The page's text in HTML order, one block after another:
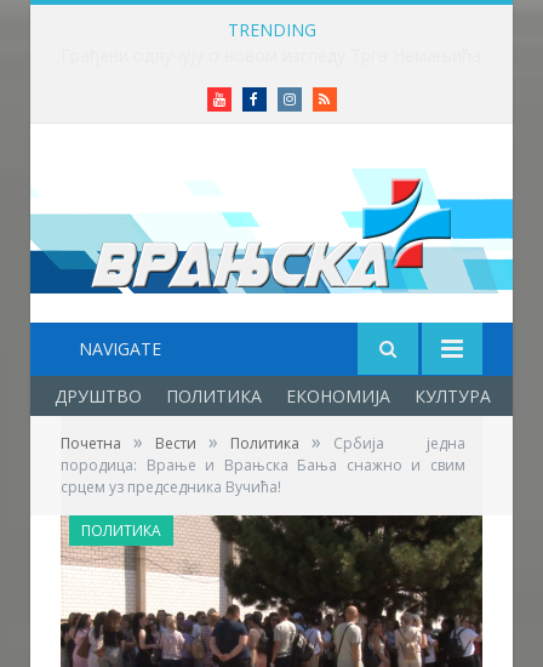
TRENDING
YoutubeFacebookInstagram
RSS
NAVIGATE
ДРУШТВО ПОЛИТИКА ЕКОНОМИЈА КУЛТУРА
Почетна » Вести » Политика »
Србија једна
породица: Врање и Врањска Бања снажно и свим
срцем уз председника Вучића!
ПОЛИТИКА